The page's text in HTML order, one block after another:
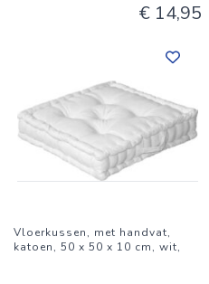
€ 14,95
Vloerkussen, met handvat,
katoen, 50 x 50 x 10 cm, wit,